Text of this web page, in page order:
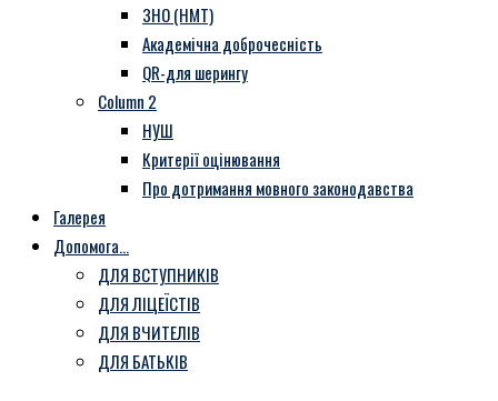
ЗНО (НМТ)
Академічна доброчесність
QR-для шерингу
Column 2
НУШ
Критерії оцінювання
Про дотримання мовного законодавства
Галерея
Допомога…
ДЛЯ ВСТУПНИКІВ
ДЛЯ ЛІЦЕЇСТІВ
ДЛЯ ВЧИТЕЛІВ
ДЛЯ БАТЬКІВ